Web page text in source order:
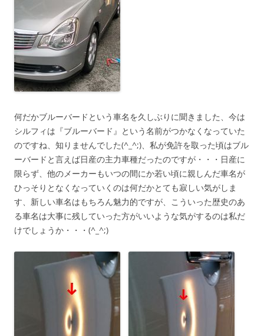
何だかブルーバードという車名を久しぶりに聞きました、今は
シルフィは『ブルーバード』という名前がつかなくなっていた
のですね、知りませんでした(^_^;)、私が免許を取った頃はブル
ーバードと言えば日産の主力車種だったのですが・・・日産に
限らず、他のメーカーもいつの間にか若い頃に親しんだ車名が
ひっそりとなくなっていくのは何だかとても寂しい気がしま
す、新しい車名はもちろん魅力的ですが、こういった歴史のあ
る車名は大事に残していった方がいいような気がするのは私だ
けでしょうか・・・(^_^;)